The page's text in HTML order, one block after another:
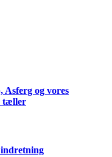
Asferg og vores
tæller
indretning